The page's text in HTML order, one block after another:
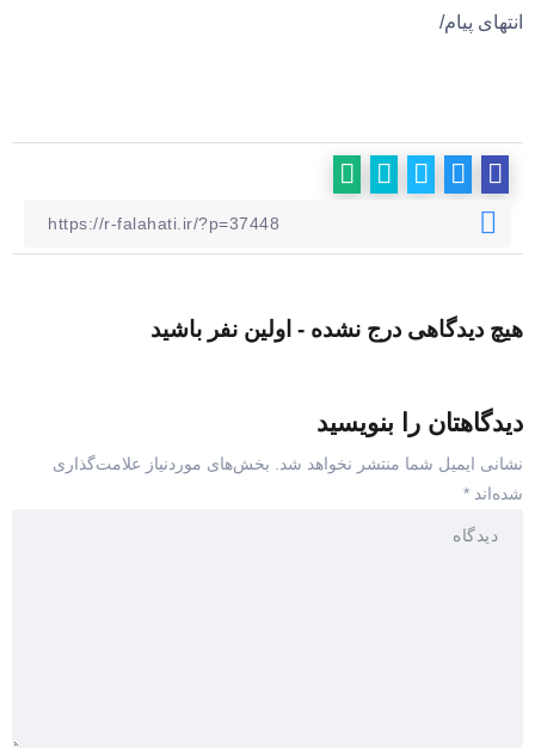
انتهای پیام/
هیچ دیدگاهی درج نشده - اولین نفر باشید
دیدگاهتان را بنویسید
نشانی ایمیل شما منتشر نخواهد شد.
بخش‌های موردنیاز علامت‌گذاری
شده‌اند *